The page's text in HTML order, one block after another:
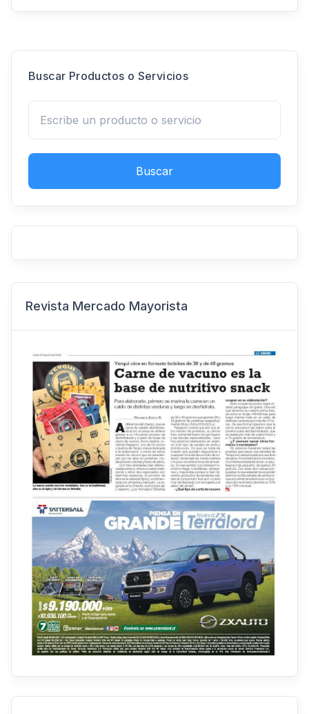
Buscar Productos o Servicios
Buscar
Revista Mercado Mayorista